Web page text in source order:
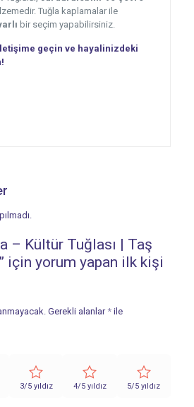
Tuğla kaplamalar ile
bir seçim yapabilirsiniz.
geçin ve hayalinizdeki
– Kültür Tuğlası | Taş
için yorum yapan ilk kişi
Gerekli alanlar * ile
3/5 yıldız 4/5 yıldız 5/5 yıldız